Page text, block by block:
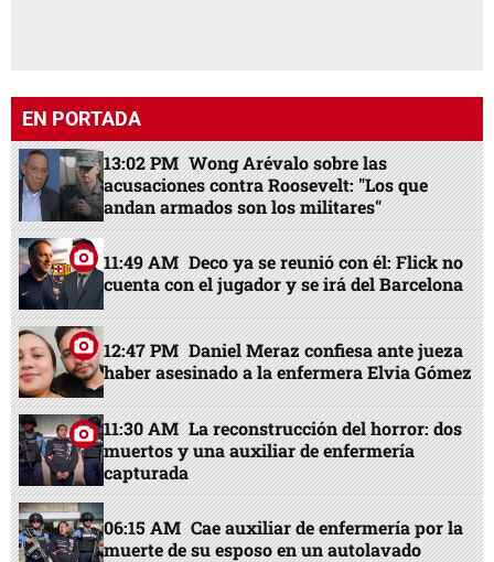
EN PORTADA
13:02 PM Wong Arévalo sobre las
acusaciones contra Roosevelt: "Los que
andan armados son los militares"
11:49 AM Deco ya se reunió con él: Flick no
cuenta con el jugador y se irá del Barcelona
12:47 PM Daniel Meraz confiesa ante jueza
haber asesinado a la enfermera Elvia Gómez
11:30 AM La reconstrucción del horror: dos
muertos y una auxiliar de enfermería
capturada
06:15 AM Cae auxiliar de enfermería por la
muerte de su esposo en un autolavado